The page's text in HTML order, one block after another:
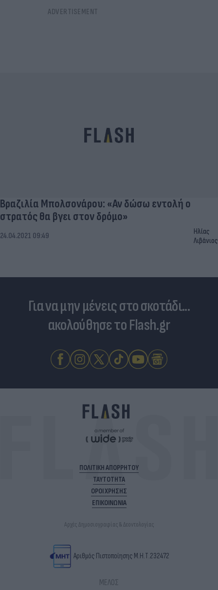
Βραζιλία Μπολσονάρου: «Αν δώσω εντολή ο
στρατός θα βγει στον δρόμο»
24.04.2021 09:49
Ηλίας
Λιβάνιος
Για να μην μένεις στο σκοτάδι...
ακολούθησε το Flash.gr
ΠΟΛΙΤΙΚΗ ΑΠΟΡΡΗΤΟΥ
ΤΑΥΤΟΤΗΤΑ
ΟΡΟΙ ΧΡΗΣΗΣ
ΕΠΙΚΟΙΝΩΝΙΑ
Αρχές Δημοσιογραφίας & Δεοντολογίας
Αριθμός Πιστοποίησης Μ.Η.Τ.232472
ΜΕΛΟΣ